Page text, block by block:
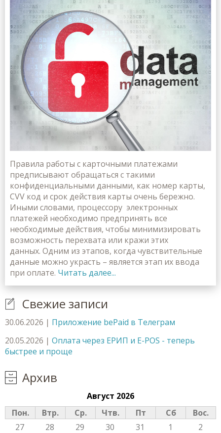
Правила работы с карточными платежами
предписывают обращаться с такими
конфиденциальными данными, как номер карты,
СVV код и срок действия карты очень бережно.
Иными словами, процессору электронных
платежей необходимо предпринять все
необходимые действия, чтобы минимизировать
возможность перехвата или кражи этих
данных. Одним из этапов, когда чувствительные
данные можно украсть – является этап их ввода
при оплате. Читать далее...
Свежие записи
30.06.2026 | Приложение bePaid в Телеграм
20.05.2026 | Оплата через ЕРИП и E-POS - теперь
быстрее и проще
Архив
Август 2026
Пон.
Втр. Ср. Чтв. Пт Сб
Вос.
27
28 29 30 31 1
2